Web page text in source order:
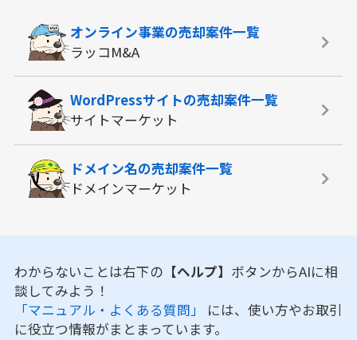
オンライン事業の売却案件一覧
ラッコM&A
WordPressサイトの売却案件一覧
サイトマーケット
ドメイン名の売却案件一覧
ドメインマーケット
わからないことは右下の 【ヘルプ】 ボタンからAIに相
談してみよう！
「マニュアル・よくある質問」 には、使い方やお取引
に役立つ情報がまとまっています。